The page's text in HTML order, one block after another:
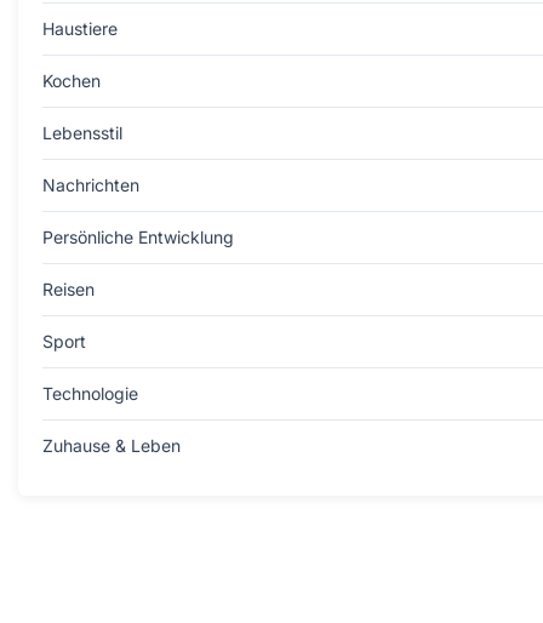
Haustiere
Kochen
Lebensstil
Nachrichten
Persönliche Entwicklung
Reisen
Sport
Technologie
Zuhause & Leben